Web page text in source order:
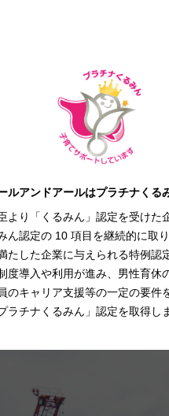
ルアンドアールはプラチナくる
より「くるみん」認定を受けた
ん認定の 10 項目を継続的に取
たした企業に与えられる特例認
度導入や利用が進み、男性育休
のキャリア支援等の一定の要件
ラチナくるみん」認定を取得し